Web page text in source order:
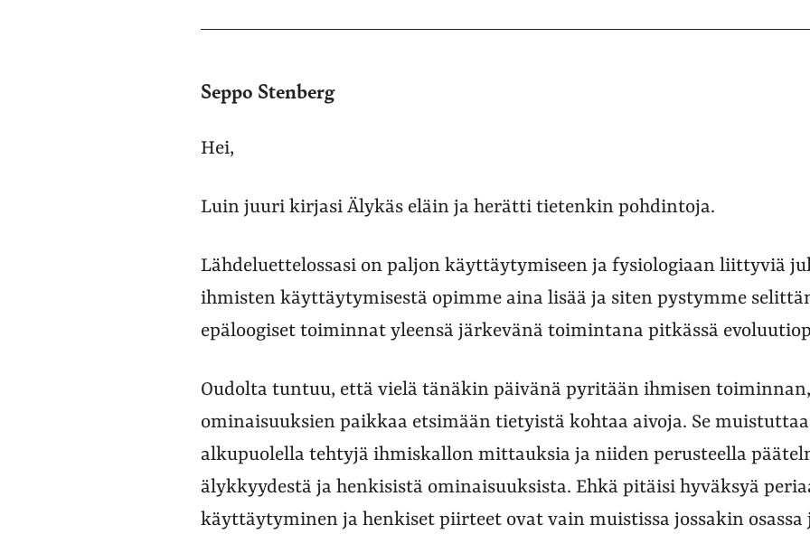
Seppo Stenberg
Hei,
Luin juuri kirjasi Älykäs eläin ja herätti tietenkin pohdintoja.
Lähdeluettelossasi on paljon käyttäytymiseen ja fysiologiaan liittyviä
ihmisten käyttäytymisestä opimme aina lisää ja siten pystymme
epäloogiset toiminnat yleensä järkevänä toimintana pitkässä
Oudolta tuntuu, että vielä tänäkin päivänä pyritään ihmisen
ominaisuuksien paikkaa etsimään tietyistä kohtaa aivoja. Se
alkupuolella tehtyjä ihmiskallon mittauksia ja niiden perusteella
älykkyydestä ja henkisistä ominaisuuksista. Ehkä pitäisi hyväksyä
käyttäytyminen ja henkiset piirteet ovat vain muistissa jossakin